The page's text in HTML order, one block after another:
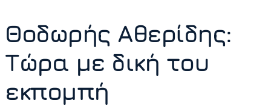
Θοδωρής Αθερίδης:
Τώρα με δική του
εκπομπή